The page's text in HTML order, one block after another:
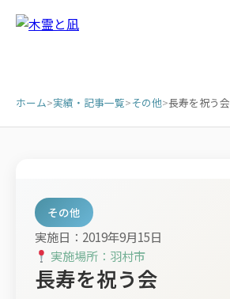
ホーム>実績・記事一覧>その他>長寿を祝う会
その他
実施日：2019年9月15日
実施場所：羽村市
長寿を祝う会